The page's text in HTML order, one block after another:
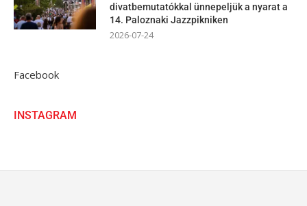
divatbemutatókkal ünnepeljük a nyarat a
14. Paloznaki Jazzpikniken
2026-07-24
Facebook
INSTAGRAM